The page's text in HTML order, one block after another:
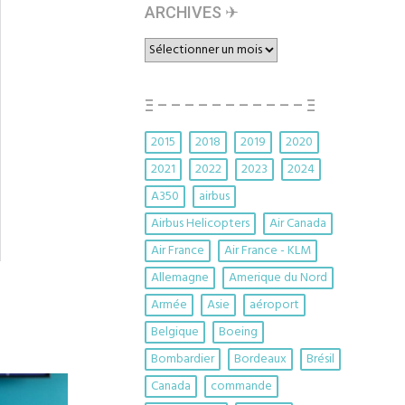
ARCHIVES ✈︎
ARCHIVES
✈︎
Ξ – – – – – – – – – – – Ξ
2015 2018 2019
2020
2021
2022 2023
2024
A350
airbus
Airbus Helicopters
Air Canada
Air France
Air France - KLM
Allemagne
Amerique du Nord
Armée
Asie
aéroport
Belgique
Boeing
Bombardier
Bordeaux
Brésil
Canada
commande